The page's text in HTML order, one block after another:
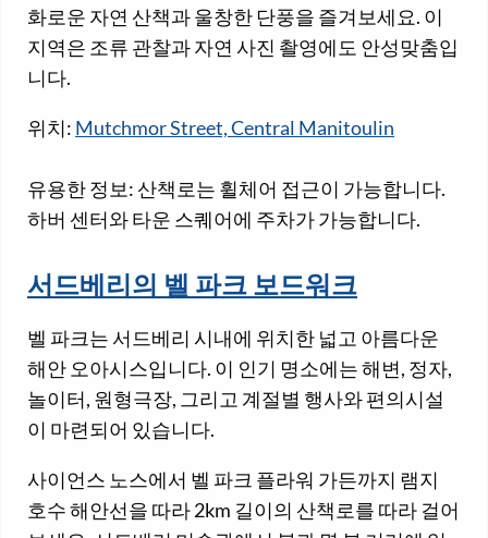
화로운 자연 산책과 울창한 단풍을 즐겨보세요. 이
지역은 조류 관찰과 자연 사진 촬영에도 안성맞춤입
니다.
위치: Mutchmor Street, Central Manitoulin
유용한 정보: 산책로는 휠체어 접근이 가능합니다.
하버 센터와 타운 스퀘어에 주차가 가능합니다.
서드베리의 벨 파크 보드워크
벨 파크는 서드베리 시내에 위치한 넓고 아름다운
해안 오아시스입니다. 이 인기 명소에는 해변, 정자,
놀이터, 원형극장, 그리고 계절별 행사와 편의시설
이 마련되어 있습니다.
사이언스 노스에서 벨 파크 플라워 가든까지 램지
호수 해안선을 따라 2km 길이의 산책로를 따라 걸어